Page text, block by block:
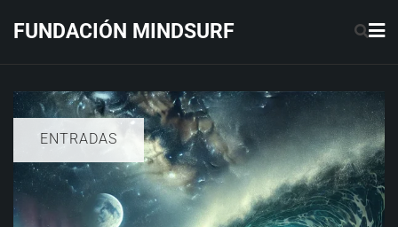
FUNDACIÓN MINDSURF
ENTRADAS